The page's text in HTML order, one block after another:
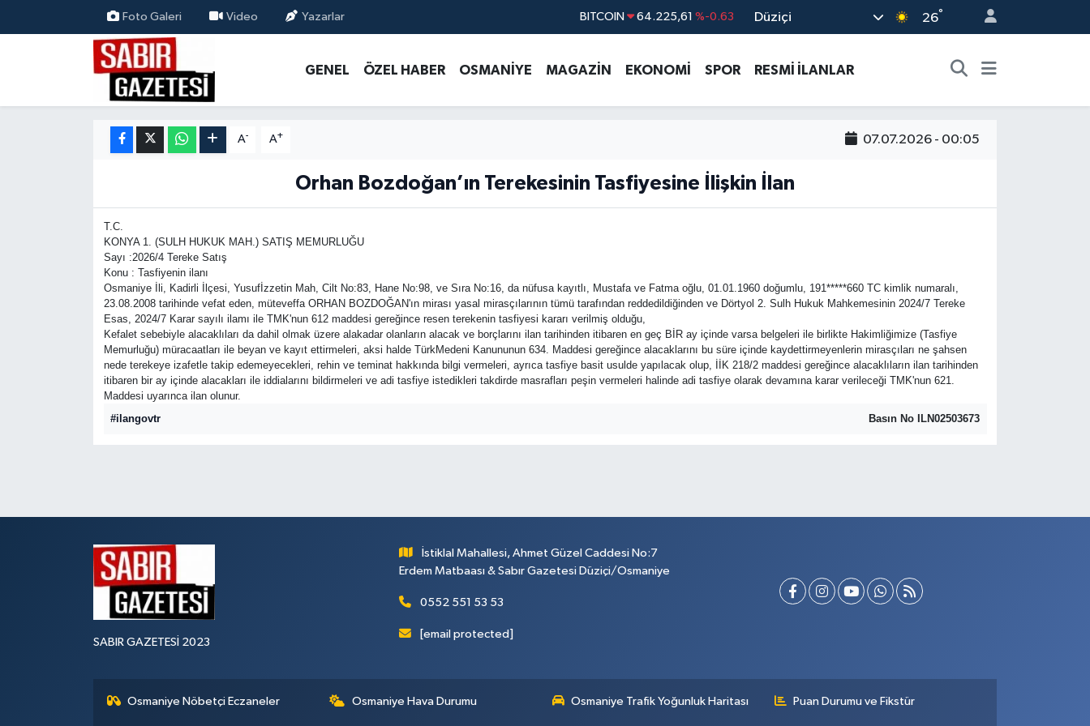
Foto Galeri Video Yazarlar BITCOIN 64.225,61 %-0.63
EURO 55,0317 %-0.02
STERLİN 64,2463 %0.07
Düziçi 26°
GENEL ÖZEL HABER OSMANİYE MAGAZİN EKONOMİ SPOR RESMİ İLANLAR
A- A+ 07.07.2026 - 00:05
Orhan Bozdoğan’ın Terekesinin Tasfiyesine İlişkin İlan
T.C.
KONYA 1. (SULH HUKUK MAH.) SATIŞ MEMURLUĞU
Sayı :2026/4 Tereke Satış
Konu : Tasfiyenin ilanı
Osmaniye İli, Kadirli İlçesi, Yusufİzzetin Mah, Cilt No:83, Hane No:98, ve Sıra No:16, da nüfusa kayıtlı, Mustafa ve Fatma oğlu, 01.01.1960 doğumlu, 191*****660 TC kimlik numaralı,
23.08.2008 tarihinde vefat eden, müteveffa ORHAN BOZDOĞAN'ın mirası yasal mirasçılarının tümü tarafından reddedildiğinden ve Dörtyol 2. Sulh Hukuk Mahkemesinin 2024/7 Tereke
Esas, 2024/7 Karar sayılı ilamı ile TMK'nun 612 maddesi gereğince resen terekenin tasfiyesi kararı verilmiş olduğu,
Kefalet sebebiyle alacaklıları da dahil olmak üzere alakadar olanların alacak ve borçlarını ilan tarihinden itibaren en geç BİR ay içinde varsa belgeleri ile birlikte Hakimliğimize (Tasfiye
Memurluğu) müracaatları ile beyan ve kayıt ettirmeleri, aksi halde TürkMedeni Kanununun 634. Maddesi gereğince alacaklarını bu süre içinde kaydettirmeyenlerin mirasçıları ne şahsen
nede terekeye izafetle takip edemeyecekleri, rehin ve teminat hakkında bilgi vermeleri, ayrıca tasfiye basit usulde yapılacak olup, İİK 218/2 maddesi gereğince alacaklıların ilan tarihinden
itibaren bir ay içinde alacakları ile iddialarını bildirmeleri ve adi tasfiye istedikleri takdirde masrafları peşin vermeleri halinde adi tasfiye olarak devamına karar verileceği TMK'nun 621.
Maddesi uyarınca ilan olunur.
#ilangovtr
Basın No ILN02503673
SABIR GAZETESİ 2023
İstiklal Mahallesi, Ahmet Güzel Caddesi No:7
Erdem Matbaası & Sabır Gazetesi Düziçi/Osmaniye
0552 551 53 53
[email protected]
Osmaniye Nöbetçi Eczaneler Osmaniye Hava Durumu Osmaniye Trafik Yoğunluk Haritası Puan Durumu ve Fikstür
ÖZEL HABER
OSMANİYE
EKONOMİ
RESMİ İLANLAR
Osmaniye Nöbetçi Eczaneler
Osmaniye Hava Durumu
Osmaniye Trafik Yoğunluk Haritası
Tüm Manşetler
Son Dakika Haberleri
Haber Arşivi